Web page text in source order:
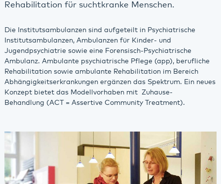
Rehabilitation für suchtkranke Menschen.
Die Institutsambulanzen sind aufgeteilt in Psychiatrische
Institutsambulanzen, Ambulanzen für Kinder- und
Jugendpsychiatrie sowie eine Forensisch-Psychiatrische
Ambulanz. Ambulante psychiatrische Pflege (app), berufliche
Rehabilitation sowie ambulante Rehabilitation im Bereich
Abhängigkeitserkrankungen ergänzen das Spektrum. Ein neues
Konzept bietet das Modellvorhaben mit Zuhause-
Behandlung (ACT = Assertive Community Treatment).